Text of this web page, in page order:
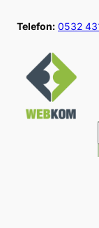
geç
Telefon: 0532